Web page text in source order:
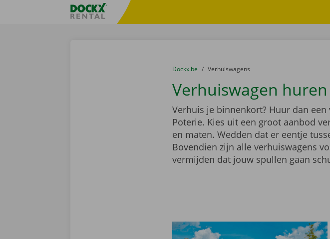
Taalselectie overslaanFratello DEMO
U bevindt zich hier:
van
Dockx.be naar
Verhuiswagens
Verhuiswagen
Verhuis je binnenkort? Huur dan
Poterie. Kies uit een groot aanbod
en maten. Wedden dat er eentje
Bovendien zijn alle verhuiswagens
vermijden dat jouw spullen gaan